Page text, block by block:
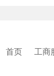
首页 工商